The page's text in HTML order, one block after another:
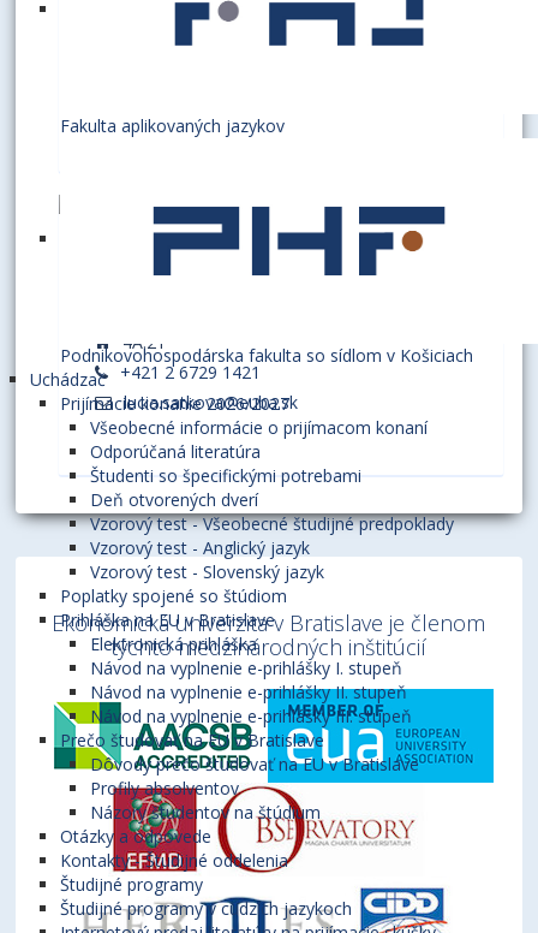
Fakulta aplikovaných jazykov
Podnikovohospodárska fakulta so sídlom v Košiciach
Uchádzač
Prijímacie konanie 2026/2027
Všeobecné informácie o prijímacom konaní
Odporúčaná literatúra
Študenti so špecifickými potrebami
Deň otvorených dverí
Vzorový test - Všeobecné študijné predpoklady
Vzorový test - Anglický jazyk
Vzorový test - Slovenský jazyk
Poplatky spojené so štúdiom
Prihláška na EU v Bratislave
Elektronická prihláška
Návod na vyplnenie e-prihlášky I. stupeň
Návod na vyplnenie e-prihlášky II. stupeň
Návod na vyplnenie e-prihlášky III. stupeň
Prečo študovať na EU v Bratislave
Dôvody prečo študovať na EU v Bratislave
Profily absolventov
Názory študentov na štúdium
Otázky a odpovede
Kontakty - Študijné oddelenia
Študijné programy
Študijné programy v cudzích jazykoch
4A.21
+421 2 6729 1421
lucia.satkova@euba.sk
Ekonomická univerzita v Bratislave je členom
týchto medzinárodných inštitúcií